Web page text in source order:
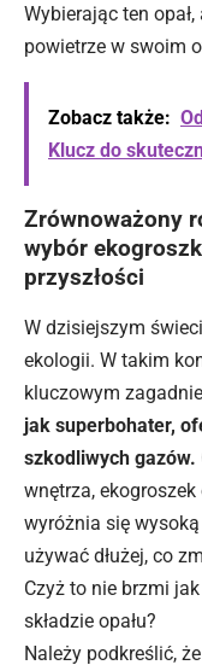
Wybierając ten
powietrze w swoim
Zobacz także:
Klucz do
Zrównoważony
wybór
przyszłości
W dzisiejszym
ekologii. W takim
kluczowym
jak superbohater,
szkodliwych gazów.
wnętrza,
wyróżnia się
używać dłużej, co
Czyż to nie brzmi
składzie opału?
Należy podkreślić,